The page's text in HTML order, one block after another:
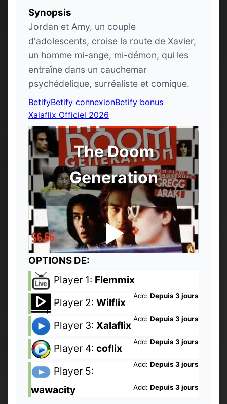
Synopsis
Jordan et Amy, un couple
d'adolescents, croise la route de Xavier,
un homme mi-ange, mi-démon, qui les
entraîne dans un cauchemar
psychédelique, surréaliste et comique.
BetifyBetify connexionBetify bonus
Xalaflix Officiel 2026
The Doom
Generation
OPTIONS DE:
Player 1: Flemmix
Add: Depuis 3 jours
Player 2: Wilflix
Add: Depuis 3 jours
Player 3: Xalaflix
Add: Depuis 3 jours
Player 4: coflix
Add: Depuis 3 jours
Player 5:
wawacity
Add: Depuis 3 jours